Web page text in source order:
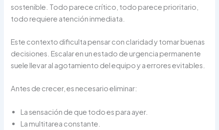
sostenible. Todo parece crítico, todo parece prioritario,
todo requiere atención inmediata.
Este contexto dificulta pensar con claridad y tomar buenas
decisiones. Escalar en un estado de urgencia permanente
suele llevar al agotamiento del equipo y a errores evitables.
Antes de crecer, es necesario eliminar:
La sensación de que todo es para ayer.
La multitarea constante.